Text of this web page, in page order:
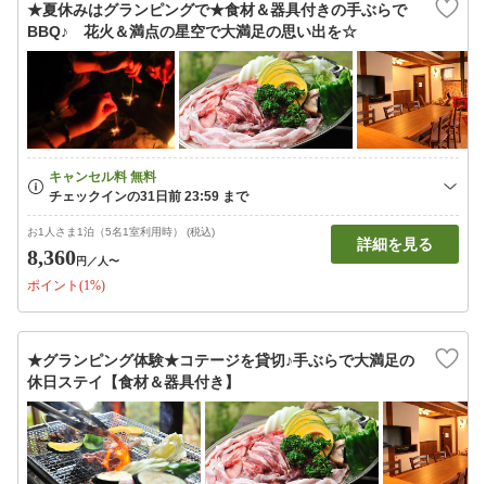
★夏休みはグランピングで★食材＆器具付きの手ぶらで
BBQ♪ 花火＆満点の星空で大満足の思い出を☆
お1人さま1泊（5名1室利用時） (税込)
8,360円 ／人〜
ポイント(1%)
詳細を見る
★グランピング体験★コテージを貸切♪手ぶらで大満足の
休日ステイ【食材＆器具付き】